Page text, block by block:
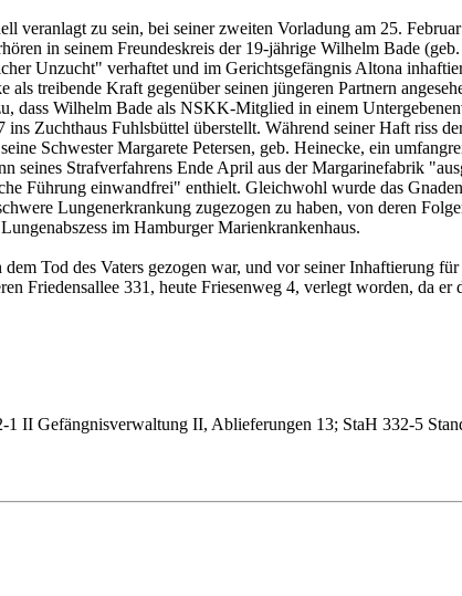
veranlagt zu sein, bei seiner zweiten Vorladung am 25.
in seinem Freundeskreis der 19-jährige Wilhelm Bade
Unzucht" verhaftet und im Gerichtsgefängnis Altona
treibende Kraft gegenüber seinen jüngeren Partnern
dass Wilhelm Bade als NSKK-Mitglied in einem
Zuchthaus Fuhlsbüttel überstellt. Während seiner Haft riss
Schwester Margarete Petersen, geb. Heinecke, ein
Strafverfahrens Ende April aus der Margarinefabrik
Führung einwandfrei" enthielt. Gleichwohl wurde das
Lungenerkrankung zugezogen zu haben, von deren
im Hamburger Marienkrankenhaus.
Tod des Vaters gezogen war, und vor seiner Inhaftierung
Friedensallee 331, heute Friesenweg 4, verlegt worden, da
II Gefängnisverwaltung II, Ablieferungen 13; StaH 332-5